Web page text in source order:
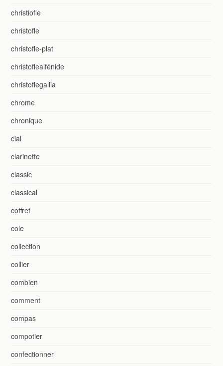
christiofle
christofle
christofle-plat
christoflealfénide
christoflegallia
chrome
chronique
cial
clarinette
classic
classical
coffret
cole
collection
collier
combien
comment
compas
compotier
confectionner